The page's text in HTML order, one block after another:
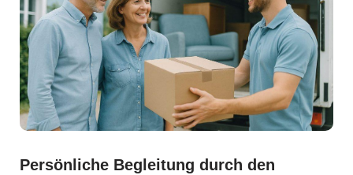
Persönliche Begleitung durch den